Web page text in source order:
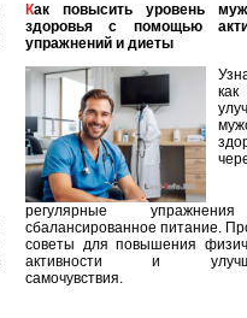
Как повысить уровень мужского
здоровья с помощью
упражнений и диеты
как
регулярные
сбалансированное питание.
советы для повышения
активности и
самочувствия.